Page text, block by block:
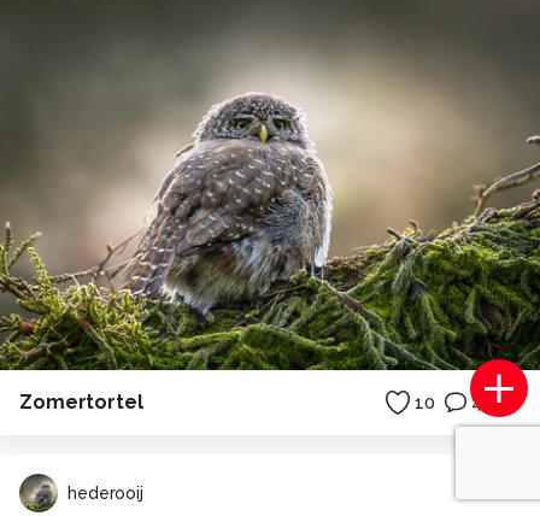
Zomertortel 10 4
hederooij